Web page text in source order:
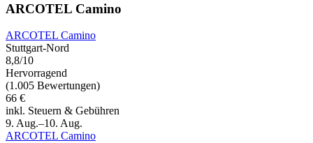
ARCOTEL Camino
ARCOTEL Camino
Stuttgart-Nord
8,8/10
Hervorragend
(1.005 Bewertungen)
66 €
inkl. Steuern & Gebühren
9. Aug.–10. Aug.
ARCOTEL Camino